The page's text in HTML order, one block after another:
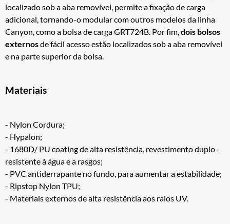
localizado sob a aba removível, permite a fixação de carga
adicional, tornando-o modular com outros modelos da linha
Canyon, como a bolsa de carga GRT724B. Por fim, dois bolsos
externosde fácil acesso estão localizados sob a aba removível
e na parte superior da bolsa.
Materiais
- Nylon Cordura;
- Hypalon;
- 1680D/ PU coating de alta resistência, revestimento duplo -
resistente à água e a rasgos;
- PVC antiderrapante no fundo, para aumentar a estabilidade;
- Ripstop Nylon TPU;
- Materiais externos de alta resistência aos raios UV.